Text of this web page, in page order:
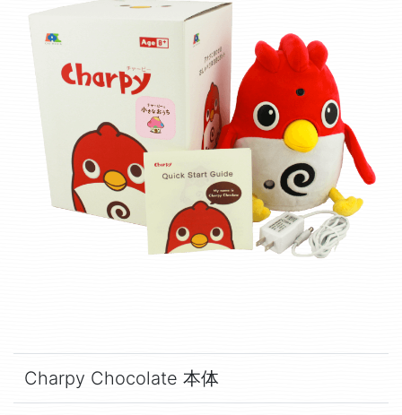
Charpy Chocolate 本体